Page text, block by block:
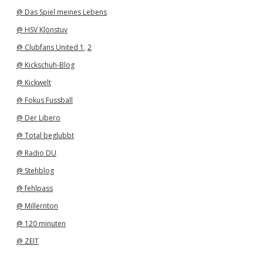
@ Das Spiel meines Lebens
@ HSV Klönstuv
@ Clubfans United 1 , 2
@ Kickschuh-Blog
@ Kickwelt
@ Fokus Fussball
@ Der Libero
@ Total beglubbt
@ Radio DU
@ Stehblog
@ fehlpass
@ Millernton
@ 120 minuten
@ ZEIT